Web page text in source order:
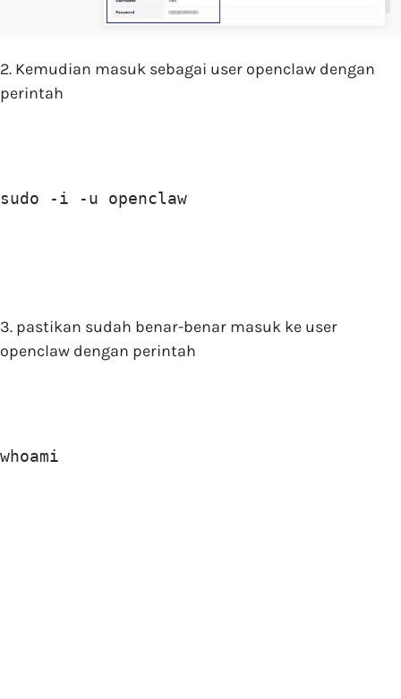
2. Kemudian masuk sebagai user openclaw dengan
perintah
sudo -i -u openclaw
3. pastikan sudah benar-benar masuk ke user
openclaw dengan perintah
whoami